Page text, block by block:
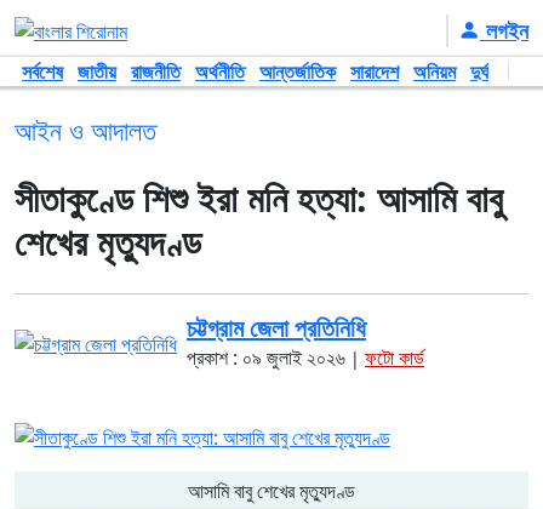
লগইন
সর্বশেষ জাতীয় রাজনীতি অর্থনীতি আন্তর্জাতিক সারাদেশ অনিয়ম দুর্ঘটনা
আইন ও আদালত
সীতাকুণ্ডে শিশু ইরা মনি হত্যা: আসামি বাবু
শেখের মৃত্যুদণ্ড
চট্টগ্রাম জেলা প্রতিনিধি
প্রকাশ : ০৯ জুলাই ২০২৬ | ফটো কার্ড
আসামি বাবু শেখের মৃত্যুদণ্ড